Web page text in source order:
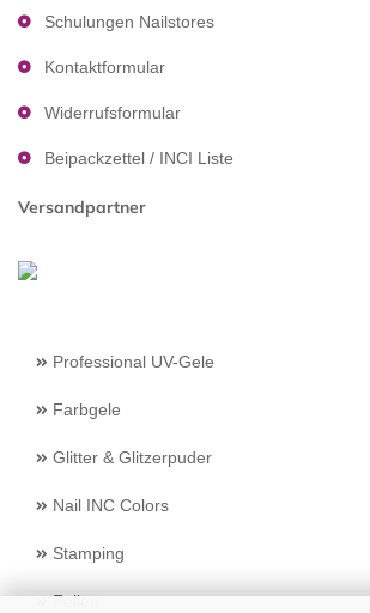
Schulungen Nailstores
Kontaktformular
Widerrufsformular
Beipackzettel / INCI Liste
Versandpartner
Professional UV-Gele
Farbgele
Glitter & Glitzerpuder
Nail INC Colors
Stamping
Feilen